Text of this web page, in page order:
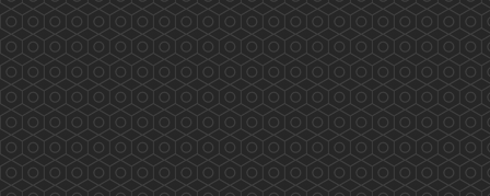
深水埗/黃大仙地區康健中心諮詢會(2019.09.12)
2019/09/12 深水埗/黃大仙地區康健中心諮詢會
藥劑師的工作範圍： 藥物管理、疾病檢測、健康
教育及宣傳等...
More
《與局長有約》(2019.08.28)
2019/08/28 香港藥學會 香港藥學會慈善基金
《與局長有約》 真誠溝通 心繋市民 為你發聲
藥師訴求 業界自強 香港藥學會代表與食物及